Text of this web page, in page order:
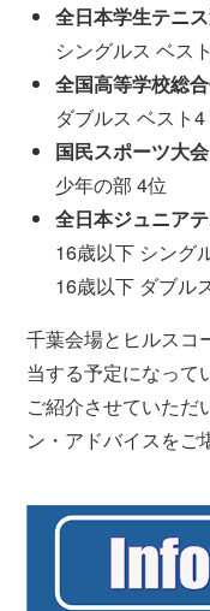
全日本学生テニ
シングルス ベス
全国高等学校総
ダブルス ベスト4
国民スポーツ大会
少年の部 4位
全日本ジュニア
16歳以下 シング
16歳以下 ダブル
千葉会場とヒルスコ
当する予定になって
ご紹介させていただ
ン・アドバイスをご